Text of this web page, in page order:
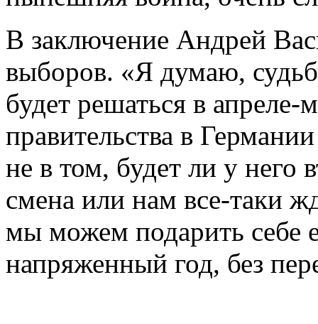
В заключение Андрей
выборов. «Я думаю,
будет решаться в
правительства в
не в том, будет ли у него
смена или нам все-таки
мы можем подарить себе
напряженный год, без